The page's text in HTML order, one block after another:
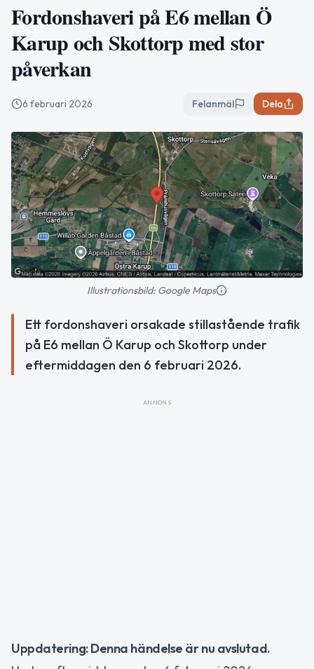
Fordonshaveri på E6 mellan Ö
Karup och Skottorp med stor
påverkan
6 februari 2026 Felanmäl Dela
Illustrationsbild: Google Maps
Ett fordonshaveri orsakade stillastående trafik
på E6 mellan Ö Karup och Skottorp under
eftermiddagen den 6 februari 2026.
ANNONS
Uppdatering: Denna händelse är nu avslutad.